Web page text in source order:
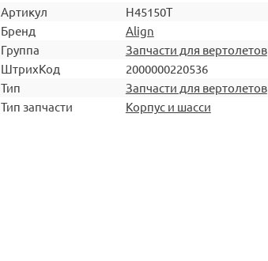
Артикул
H45150T
Бренд
Align
Группа
Запчасти для вертолетов
ШтрихКод
2000000220536
Тип
Запчасти для вертолетов
Тип запчасти
Корпус и шасси